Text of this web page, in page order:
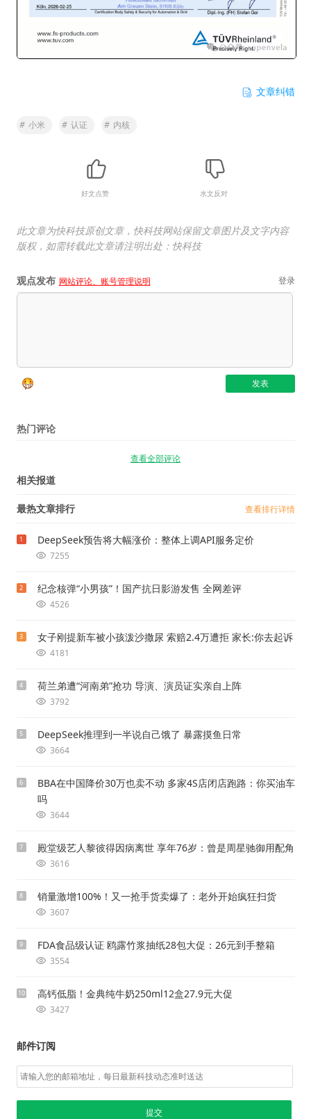
文章纠错
# 小米 # 认证 # 内核
好文点赞 水文反对
此文章为快科技原创文章，快科技网站保留文章图片及文字内容
版权，如需转载此文章请注明出处：快科技
观点发布 网站评论、账号管理说明 登录
热门评论
查看全部评论
相关报道
最热文章排行 查看排行详情
1 DeepSeek预告将大幅涨价：整体上调API服务定价
7255
2 纪念核弹“小男孩”！国产抗日影游发售 全网差评
4526
3 女子刚提新车被小孩泼沙撒尿 索赔2.4万遭拒 家长:你去起诉
4181
4 荷兰弟遭“河南弟”抢功 导演、演员证实亲自上阵
3792
5 DeepSeek推理到一半说自己饿了 暴露摸鱼日常
3664
6
BBA在中国降价30万也卖不动 多家4S店闭店跑路：你买油车
吗
3644
7 殿堂级艺人黎彼得因病离世 享年76岁：曾是周星驰御用配角
3616
8 销量激增100%！又一抢手货卖爆了：老外开始疯狂扫货
3607
9 FDA食品级认证 鸥露竹浆抽纸28包大促：26元到手整箱
3554
10 高钙低脂！金典纯牛奶250ml12盒27.9元大促
3427
邮件订阅